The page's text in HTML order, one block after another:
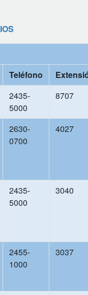
Teléfono
2435-
5000
8707
2630-
0700
4027
2435-
5000
3040
2455-
1000
3037